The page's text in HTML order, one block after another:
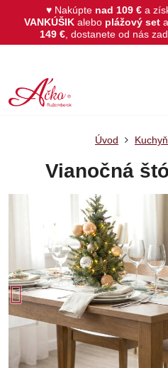
♥ Nakúpte nad 109 € a
VANKÚŠIKalebo plážový set
149 € , dostanete od nás
Úvod
Vianočná